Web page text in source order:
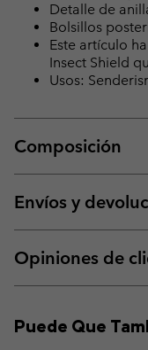
Detalle de
Bolsillos
Este artículo
Insect Shield
Usos:
Composición
Envíos y
Opiniones de
Puede Que